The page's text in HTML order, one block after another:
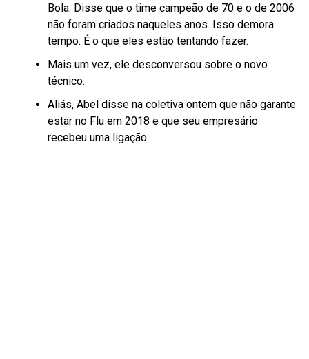
Bola. Disse que o time campeão de 70 e o de 2006
não foram criados naqueles anos. Isso demora
tempo. É o que eles estão tentando fazer.
Mais um vez, ele desconversou sobre o novo
técnico.
Aliás, Abel disse na coletiva ontem que não garante
estar no Flu em 2018 e que seu empresário
recebeu uma ligação.